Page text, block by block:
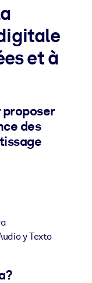
en su LMS/LXP para
conocimientos
et à
proposer
des
y Texto